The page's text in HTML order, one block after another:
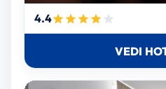
4.4
VEDI